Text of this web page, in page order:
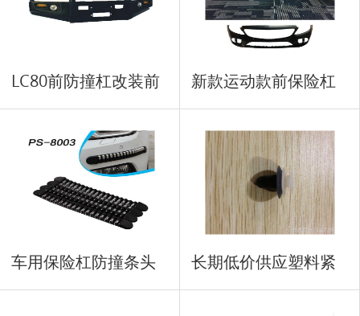
LC80前防撞杠改装前
新款运动款前保险杠
盖板
车用保险杠防撞条头
车用
长期低价供应塑料紧
固扣